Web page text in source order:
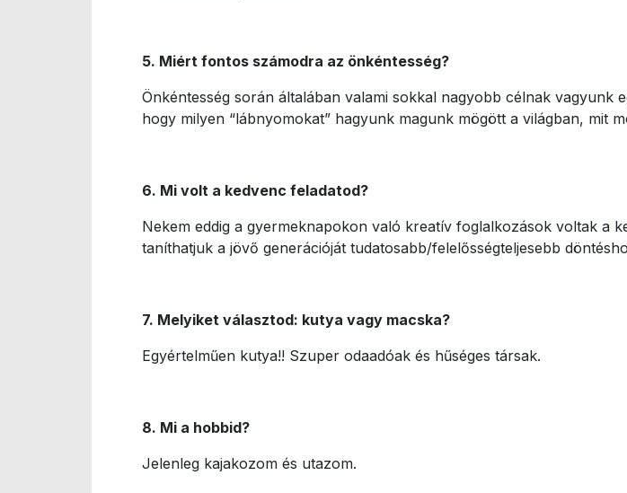
5. Miért fontos számodra az önkéntesség?
Önkéntesség során általában valami sokkal nagyobb célnak
hogy milyen “lábnyomokat” hagyunk magunk mögött a világban, mit
6. Mi volt a kedvenc feladatod?
Nekem eddig a gyermeknapokon való kreatív foglalkozások voltak a
taníthatjuk a jövő generációját tudatosabb/felelősségteljesebb
7. Melyiket választod: kutya vagy macska?
Egyértelműen kutya!! Szuper odaadóak és hűséges társak.
8. Mi a hobbid?
Jelenleg kajakozom és utazom.